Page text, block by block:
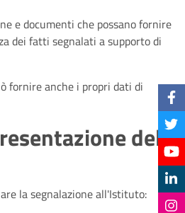
e documenti che possano fornire
dei fatti segnalati a supporto di
fornire anche i propri dati di
delle
la segnalazione all'Istituto: